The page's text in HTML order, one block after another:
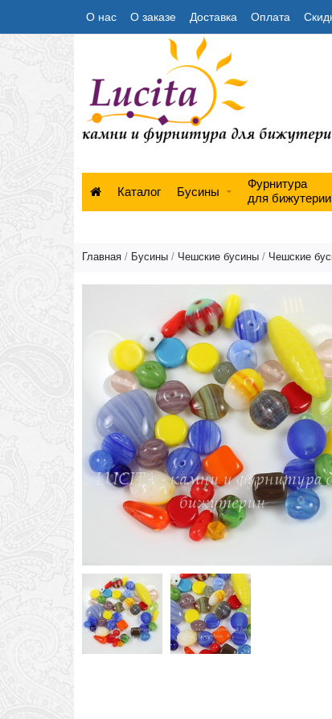
О нас О заказе Доставка Оплата
Каталог Бусины
Фурнитура
для бижутерии
Главная / Бусины / Чешские бусины / Чешские